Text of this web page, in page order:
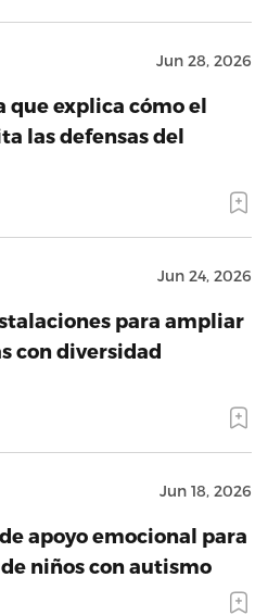
Jun 28, 2026
que explica cómo el
las defensas del
Jun 24, 2026
para ampliar
con diversidad
Jun 18, 2026
apoyo emocional para
niños con autismo